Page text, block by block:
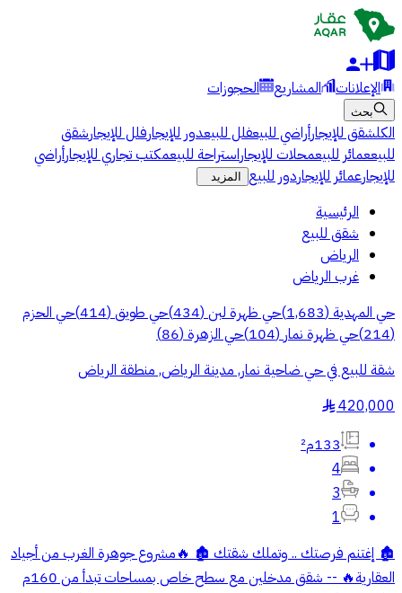
الإعلانات المشاريع الحجوزات
بحث
الكلشقق للإيجارأراضي للبيعفلل للبيعدور للإيجارفلل للإيجارشقق
للبيععمائر للبيعمحلات للإيجاراستراحة للبيعمكتب تجاري للإيجارأراضي
للإيجارعمائر للإيجاردور للبيع المزيد
الرئيسية
شقق للبيع
الرياض
غرب الرياض
حي المهدية(
1,683
)حي ظهرة لبن(
434
)حي طويق(
414
)حي الحزم
(
214
)حي ظهرة نمار (
104
)حي الزهرة(
86
)
شقة للبيع في حي ضاحية نمار, مدينة الرياض, منطقة الرياض
420,000
§
133م²
4
3
1
🏚️ إغتنم فرصتك .. وتملك شقتك 🏚️ 🔥مشروع جوهرة الغرب من أجياد
العقارية🔥 -- شقق مدخلين مع سطح خاص بمساحات تبدأ من 160م